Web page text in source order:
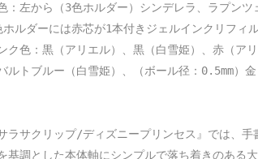
：左から（3色ホルダー）シンデレラ、ラプン
ホルダーには赤芯が1本付きジェルインクリフ
ク色：黒（アリエル）、黒（白雪姫）、赤（ア
ルトブルー（白雪姫）、（ボール径：0.5mm）
サラサクリップ/ディズニープリンセス』では、手
基調とした本体軸にシンプルで落ち着きのある